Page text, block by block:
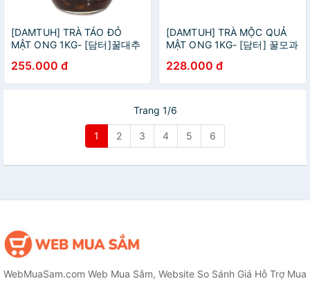
[DAMTUH] TRÀ TÁO ĐỎ
MẬT ONG 1KG- [담터]꿀대추
255.000 đ
[DAMTUH] TRÀ MỘC QUẢ
MẬT ONG 1KG- [담터] 꿀모과
228.000 đ
Trang 1/6
1 2 3 4 5 6
WebMuaSam.com Web Mua Sắm, Website So Sánh Giá Hỗ Trợ Mua